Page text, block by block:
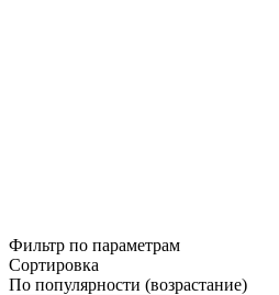
Фильтр по параметрам
Сортировка
По популярности (возрастание)